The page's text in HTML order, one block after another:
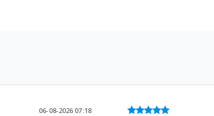
06-08-2026 07:18